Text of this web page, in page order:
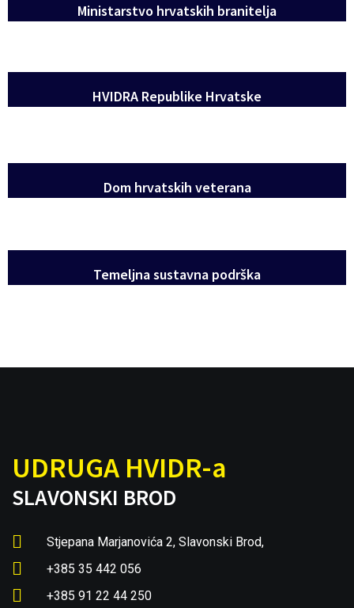
Ministarstvo hrvatskih branitelja
HVIDRA Republike Hrvatske
Dom hrvatskih veterana
Temeljna sustavna podrška
UDRUGA HVIDR-a
SLAVONSKI BROD
Stjepana Marjanovića 2, Slavonski Brod,
+385 35 442 056
+385 91 22 44 250